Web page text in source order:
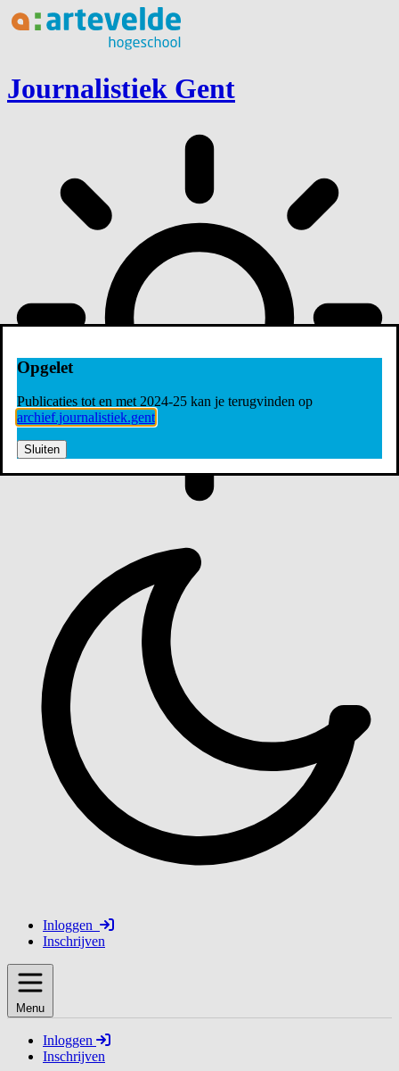
Ga naar inhoud
Journalistiek Gent
Inloggen
Inschrijven
Menu
Inloggen
Inschrijven
Opgelet
Publicaties tot en met 2024-25 kan je terugvinden op
archief.journalistiek.gent
Sluiten